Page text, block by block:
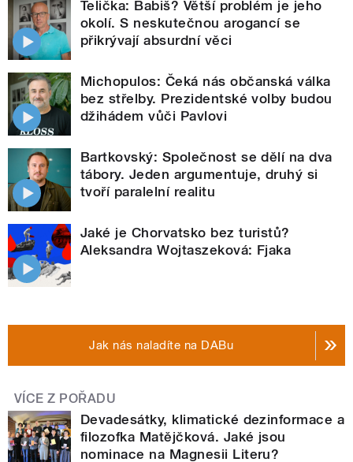
Telička: Babiš? Větší problém je jeho
okolí. S neskutečnou arogancí se
přikrývají absurdní věci
Michopulos: Čeká nás občanská válka
bez střelby. Prezidentské volby budou
džihádem vůči Pavlovi
Bartkovský: Společnost se dělí na dva
tábory. Jeden argumentuje, druhý si
tvoří paralelní realitu
Jaké je Chorvatsko bez turistů?
Aleksandra Wojtaszeková: Fjaka
Jak nás naladíte na DABu
VÍCE Z POŘADU
Devadesátky, klimatické dezinformace a
filozofka Matějčková. Jaké jsou
nominace na Magnesii Literu?